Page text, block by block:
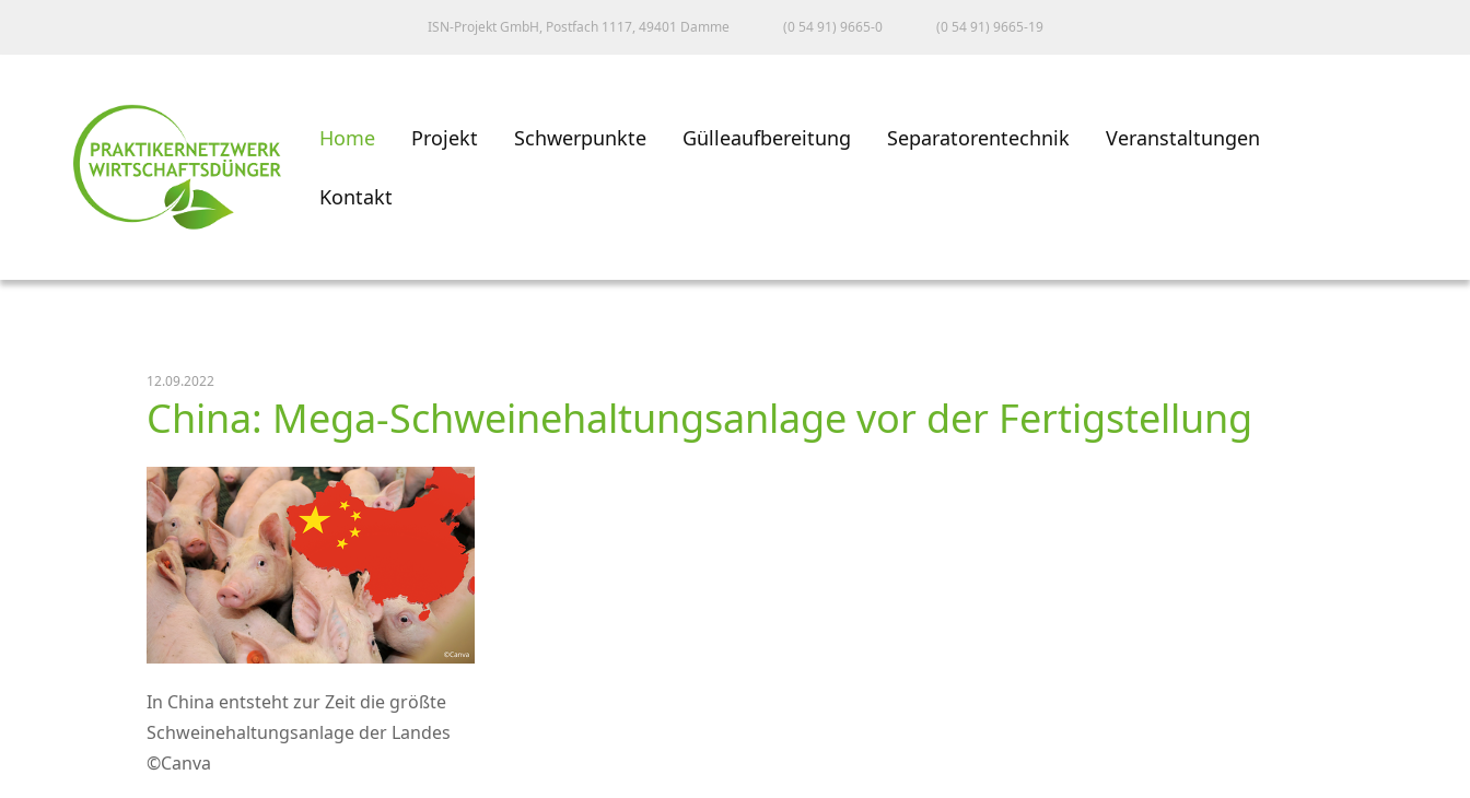
ISN-Projekt GmbH, Postfach 1117, 49401 Damme (0 54 91) 9665-0 (0 54 91) 9665-19
Home Projekt Schwerpunkte Gülleaufbereitung Separatorentechnik Veranstaltungen
Kontakt
12.09.2022
China: Mega-Schweinehaltungsanlage vor der Fertigstellung
In China entsteht zur Zeit die größte
Schweinehaltungsanlage der Landes
©Canva